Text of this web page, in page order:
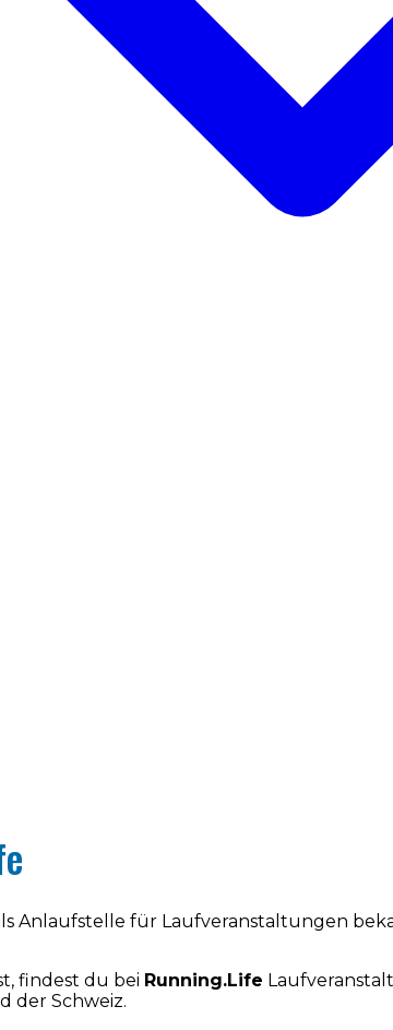
Anlaufstelle für Laufveranstaltungen
findest du bei Running.Life
der Schweiz.